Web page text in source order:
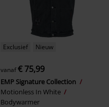
Exclusief Nieuw
vanaf€ 75,99
EMP Signature Collection
Motionless In White
Bodywarmer